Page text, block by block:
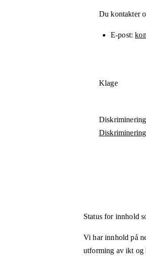
Du kontakter
E-post
Klage
Status for innhold
Vi har innhold på
utforming av ikt og